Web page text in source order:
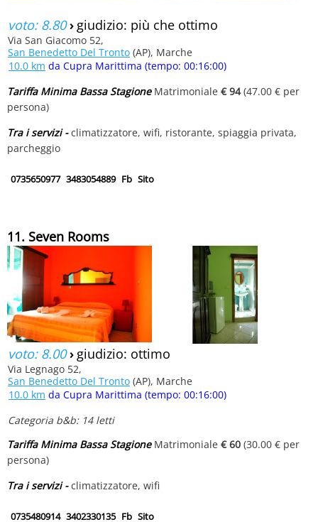
voto: 8.80› giudizio: più che ottimo
Via San Giacomo 52,
San Benedetto Del Tronto (AP), Marche
10.0 km da Cupra Marittima (tempo: 00:16:00)
Tariffa Minima Bassa StagioneMatrimoniale € 94(47.00 € per
persona)
Tra i servizi -climatizzatore, wifi, ristorante, spiaggia privata,
parcheggio
0735650977 3483054889 Fb Sito
11. Seven Rooms
voto: 8.00› giudizio: ottimo
Via Legnago 52,
San Benedetto Del Tronto (AP), Marche
10.0 km da Cupra Marittima (tempo: 00:16:00)
Categoria b&b: 14 letti
Tariffa Minima Bassa StagioneMatrimoniale € 60 (30.00 € per
persona)
Tra i servizi -climatizzatore, wifi
0735480914 3402330135 Fb Sito